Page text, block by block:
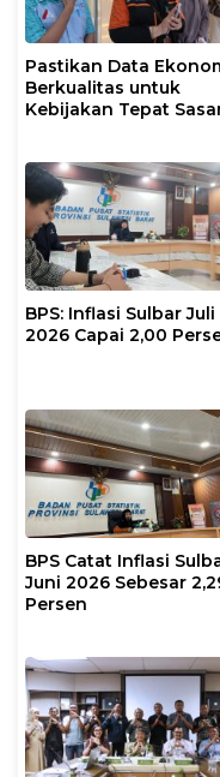
Pastikan Data
Berkualitas untuk
Kebijakan Tepat
Lapangan SE2026
BPS: Inflasi Sulbar Juli
2026 Capai 2,00
BPS Catat Inflasi
Juni 2026 Sebesar
Persen